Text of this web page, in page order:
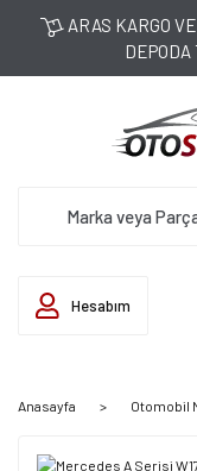
ARAS KARGO
Hesabım
Anasayfa Otomobil